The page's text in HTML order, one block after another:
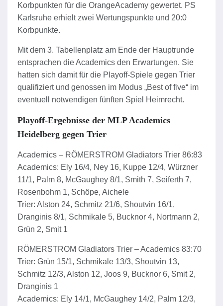
Korbpunkten für die OrangeAcademy gewertet. PS
Karlsruhe erhielt zwei Wertungspunkte und 20:0
Korbpunkte.
Mit dem 3. Tabellenplatz am Ende der Hauptrunde
entsprachen die Academics den Erwartungen. Sie
hatten sich damit für die Playoff-Spiele gegen Trier
qualifiziert und genossen im Modus „Best of five“ im
eventuell notwendigen fünften Spiel Heimrecht.
Playoff-Ergebnisse der MLP Academics
Heidelberg gegen Trier
Academics – RÖMERSTROM Gladiators Trier 86:83
Academics: Ely 16/4, Ney 16, Kuppe 12/4, Würzner
11/1, Palm 8, McGaughey 8/1, Smith 7, Seiferth 7,
Rosenbohm 1, Schöpe, Aichele
Trier: Alston 24, Schmitz 21/6, Shoutvin 16/1,
Dranginis 8/1, Schmikale 5, Bucknor 4, Nortmann 2,
Grün 2, Smit 1
RÖMERSTROM Gladiators Trier – Academics 83:70
Trier: Grün 15/1, Schmikale 13/3, Shoutvin 13,
Schmitz 12/3, Alston 12, Joos 9, Bucknor 6, Smit 2,
Dranginis 1
Academics: Ely 14/1, McGaughey 14/2, Palm 12/3,